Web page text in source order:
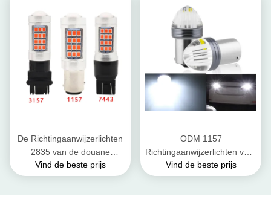
De Richtingaanwijzerlichten
2835 van de douane
Universele Auto het
Omkeren Koplamp die Drie
Vind de beste prijs
ODM 1157
Richtingaanwijzerlichten voor
Auto's Binnenlandse 12V Bol
1156
Vind de beste prijs